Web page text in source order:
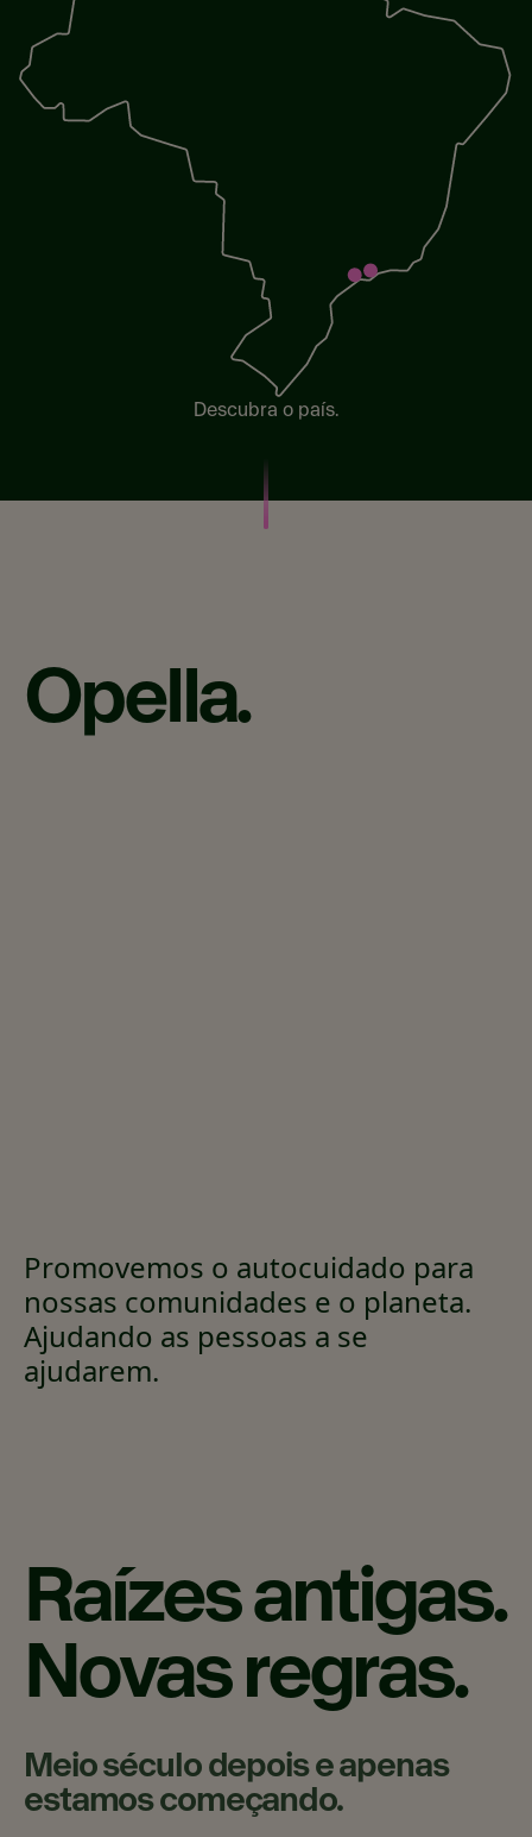
Descubra o país.
Opella.
Promovemos o autocuidado para
nossas comunidades e o planeta.
Ajudando as pessoas a se
ajudarem.
Raízes antigas.
Novas regras.
Meio século depois e apenas
estamos começando.